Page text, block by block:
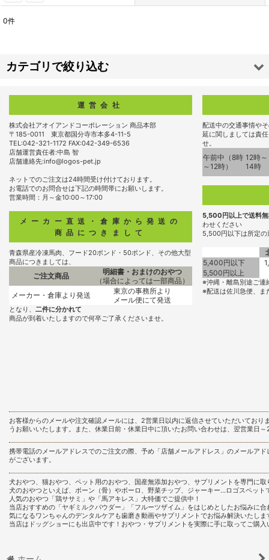
表示数:
並び順:
絞り込む
0件
カテゴリで絞り込む
野菜・フルーツ (商品一覧)
フリーズドライ
ボーロ
クッキー
チップス
その他
運営会社
株式会社アオイアンドコーポレーション 商品本部
〒185-0011 東京都国分寺市本多4-11-5
TEL:042-321-1172 FAX:042-349-6536
店舗運営責任者:中島 智
店舗連絡先:info@logos-pet.jp
ネットでのご注文は24時間受け付けております。
お電話でのお問合せは下記の時間帯にお願いします。
営業時間：月～金10:00～17:00
メーカー直送・倉庫から発送の
商品につきまして
青森県産冷凍馬肉、フード20ポンド・50ポンド、その他大型
商品につきましては、
ご注文商品
明細書・おまけのおやつ
（場合によっては一部商品）
メーカー・倉庫より発送
東京の事務所より
メール便にて発送
となり、 二件に分かれて
商品が到着いたしますので何卒ご了承くださいませ。
配送中の交通事情や
延に関しましては責
せ。
午前中（8時
～12時）
12時～
14時
5,500円以上で送料
わせください
5,500円以下は所定
5,400円以下
5,500円以上
※沖縄・離島別途ご連
※配送は佐川急便、ま
お客様からのメールや注文確認メールには、2営業日以内に返信させていただいてお
うお願いいたします。また、休業日前・休業日中に頂いたお問い合わせは、翌営業日
携帯電話のメールアドレスでのご注文の際、予め「店舗メールアドレス」のメールア
がございます。
犬おやつ、猫おやつ、ペット用のおやつ、国産無添加おやつ、サプリメントを専門に
犬のおやつといえば、ボーン（骨）やボーロ、野菜チップ、ジャーキー…ロゴスペッ
人気のおやつ「鶏ササミ」や「馬アキレス」大特価でご提供中！
当店おすすめの「ヤギミルクパウダー」「フルーツザイム」をはじめとしたお悩みに
気になるワンちゃんのデンタルケアも歯磨き動画やサプリメントでお悩み解決いたしま
当店はドッグショーにも出店中です！おやつ・サプリメントを実際に手に取ってご購